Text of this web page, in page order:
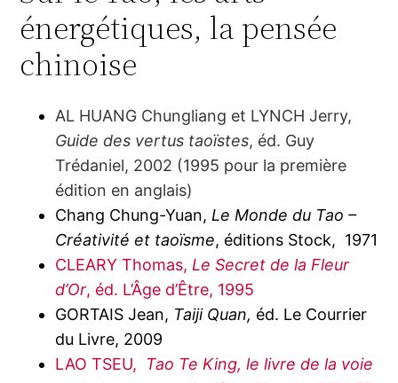
énergétiques, la pensée
chinoise
AL HUANG Chungliang et LYNCH Jerry,
Guide des vertus taoïstes, éd. Guy
Trédaniel, 2002 (1995 pour la première
édition en anglais)
Chang Chung-Yuan,Le Monde du Tao –
Créativité et taoïsme, éditions Stock, 1971
CLEARY Thomas,Le Secret de la Fleur
d’Or, éd. L’Âge d’Être, 1995
GORTAIS Jean, Taiji Quan, éd. Le Courrier
du Livre, 2009
LAO TSEU, Tao Te King, le livre de la voie